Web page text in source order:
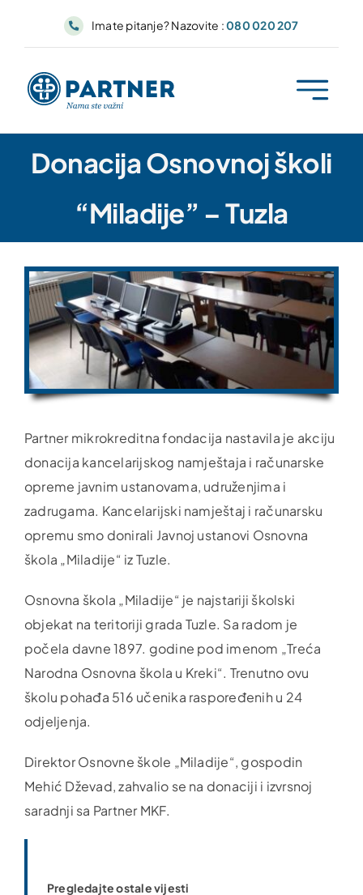
Imate pitanje? Nazovite :080 020 207
Donacija Osnovnoj školi
“Miladije” – Tuzla
Partner mikrokreditna fondacija nastavila je akciju
donacija kancelarijskog namještaja i računarske
opreme javnim ustanovama, udruženjima i
zadrugama. Kancelarijski namještaj i računarsku
opremu smo donirali Javnoj ustanovi Osnovna
škola „Miladije“ iz Tuzle.
Osnovna škola „Miladije“ je najstariji školski
objekat na teritoriji grada Tuzle. Sa radom je
počela davne 1897. godine pod imenom „Treća
Narodna Osnovna škola u Kreki“. Trenutno ovu
školu pohađa 516 učenika raspoređenih u 24
odjeljenja.
Direktor Osnovne škole „Miladije“, gospodin
Mehić Dževad, zahvalio se na donaciji i izvrsnoj
saradnji sa Partner MKF.
Pregledajte ostale vijesti